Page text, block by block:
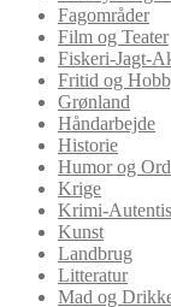
Fagområder
Film og Teater
Fiskeri-Jagt-
Fritid og
Grønland
Håndarbejde
Historie
Humor og
Krige
Krimi-
Kunst
Landbrug
Litteratur
Mad og